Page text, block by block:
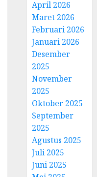
April 2026
Maret 2026
Februari 2026
Januari 2026
Desember
2025
November
2025
Oktober 2025
September
2025
Agustus 2025
Juli 2025
Juni 2025